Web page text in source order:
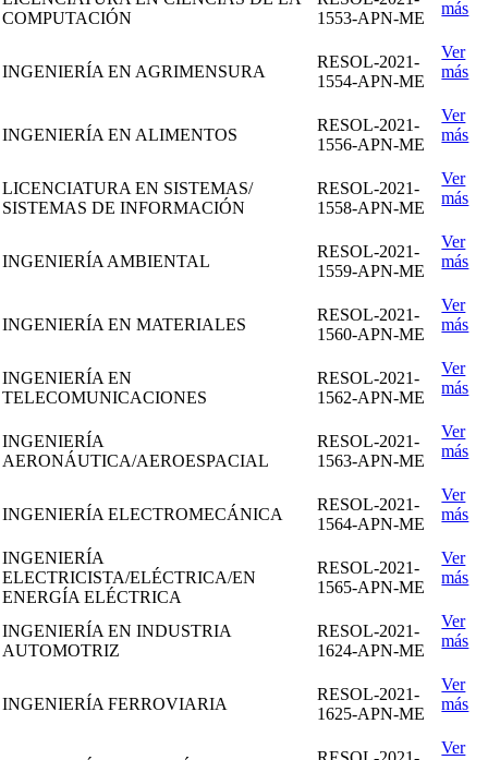
COMPUTACIÓN
1553-APN-ME
más
INGENIERÍA EN AGRIMENSURA
RESOL-2021-
1554-APN-ME
Ver
más
INGENIERÍA EN ALIMENTOS
RESOL-2021-
1556-APN-ME
Ver
más
LICENCIATURA EN SISTEMAS/
SISTEMAS DE INFORMACIÓN
RESOL-2021-
1558-APN-ME
Ver
más
INGENIERÍA AMBIENTAL
RESOL-2021-
1559-APN-ME
Ver
más
INGENIERÍA EN MATERIALES
RESOL-2021-
1560-APN-ME
Ver
más
INGENIERÍA EN
TELECOMUNICACIONES
RESOL-2021-
1562-APN-ME
Ver
más
INGENIERÍA
AERONÁUTICA/AEROESPACIAL
RESOL-2021-
1563-APN-ME
Ver
más
INGENIERÍA ELECTROMECÁNICA
RESOL-2021-
1564-APN-ME
Ver
más
INGENIERÍA
ELECTRICISTA/ELÉCTRICA/EN
ENERGÍA ELÉCTRICA
RESOL-2021-
1565-APN-ME
Ver
más
INGENIERÍA EN INDUSTRIA
AUTOMOTRIZ
RESOL-2021-
1624-APN-ME
Ver
más
INGENIERÍA FERROVIARIA
RESOL-2021-
1625-APN-ME
Ver
más
Ver